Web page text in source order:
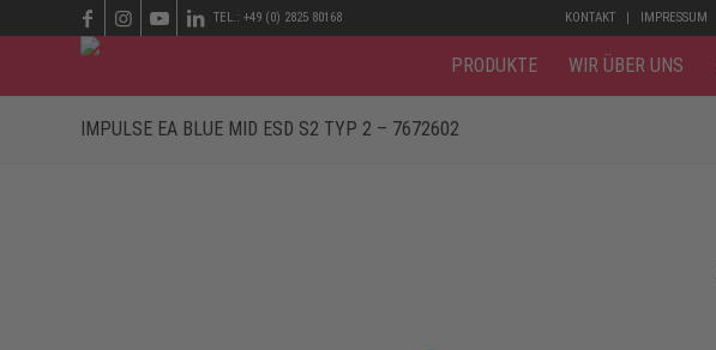
KONTAKT IMPRESSUM
TEL.: +49 (0) 2825 80168
PRODUKTE WIR ÜBER UNS
IMPULSE EA BLUE MID ESD S2 TYP 2 – 7672602